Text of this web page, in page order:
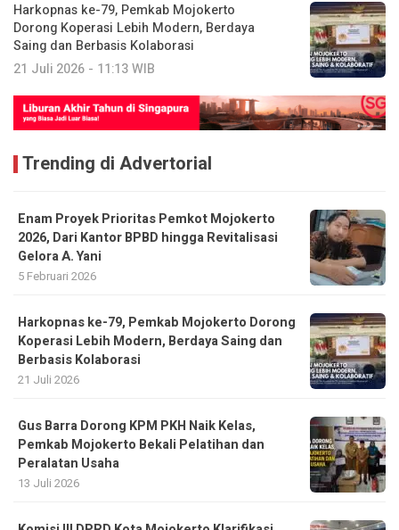
Harkopnas ke-79, Pemkab Mojokerto
Dorong Koperasi Lebih Modern, Berdaya
Saing dan Berbasis Kolaborasi
21 Juli 2026 - 11:13 WIB
Trending di Advertorial
Enam Proyek Prioritas Pemkot Mojokerto
2026, Dari Kantor BPBD hingga Revitalisasi
Gelora A. Yani
5 Februari 2026
Harkopnas ke-79, Pemkab Mojokerto Dorong
Koperasi Lebih Modern, Berdaya Saing dan
Berbasis Kolaborasi
21 Juli 2026
Gus Barra Dorong KPM PKH Naik Kelas,
Pemkab Mojokerto Bekali Pelatihan dan
Peralatan Usaha
13 Juli 2026